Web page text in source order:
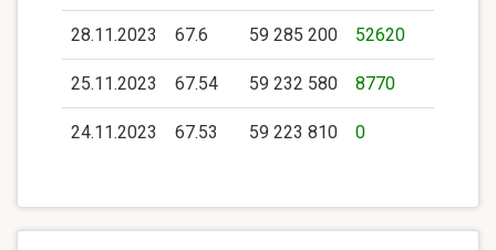
28.11.2023 67.6 59 285 200 52620
25.11.2023 67.54 59 232 580 8770
24.11.2023 67.53 59 223 810 0